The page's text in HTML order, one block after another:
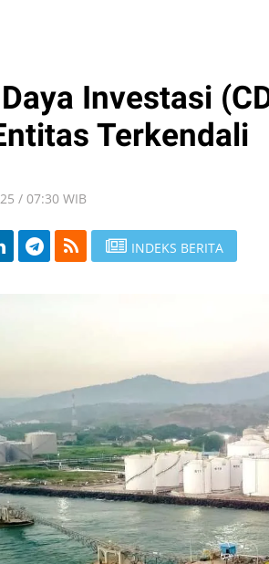
Investasi
Terkendali
/ 07:30 WIB
INDEKS BERITA